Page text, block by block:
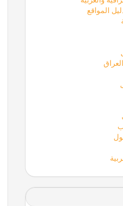
المواقع